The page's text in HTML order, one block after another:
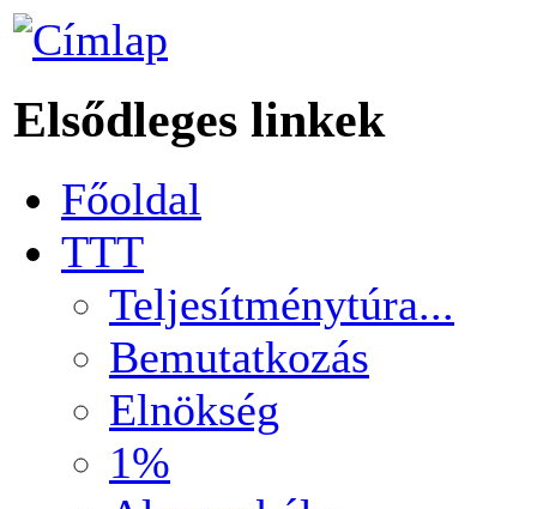
Elsődleges linkek
Főoldal
TTT
Teljesítménytúra...
Bemutatkozás
Elnökség
1%